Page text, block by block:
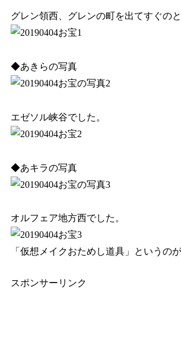
グレン領西、グレンの町を出てすぐのと
◆あきらの写真
エゼソル峡谷でした。
◆あキラの写真
オルフェア地方西でした。
「仮想メイクおためし道具」というの
スポンサーリンク